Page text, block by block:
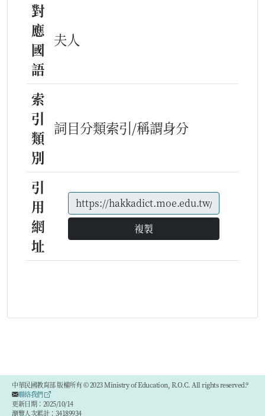
對
應
國
語
夫人
索
引
類
別
詞目分類索引/稱謂身分
引
用
網
址
複製
中華民國教育部 版權所有 © 2023 Ministry of Education, R.O.C. All rights reserved.®
聯絡我們
更新日期：2025/10/14
瀏覽人次累計：34189934